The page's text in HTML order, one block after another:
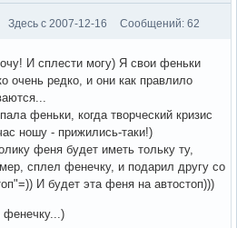
Здесь с 2007-12-16 Сообщений: 62
И сплести могу) Я свои феньки
очень редко, и они как правлило
феньки, когда творческий кризис
ношу - прижились-таки!)
феня будет иметь тольку ту,
сплел фенечку, и подарил другу со
И будет эта феня на автостоп)))
фенечку...)